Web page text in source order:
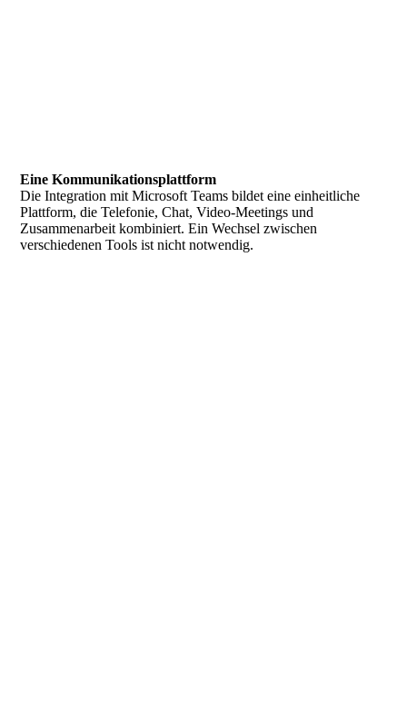
Eine Kommunikationsplattform
Die Integration mit Microsoft Teams bildet eine einheitliche
Plattform, die Telefonie, Chat, Video-Meetings und
Zusammenarbeit kombiniert. Ein Wechsel zwischen
verschiedenen Tools ist nicht notwendig.